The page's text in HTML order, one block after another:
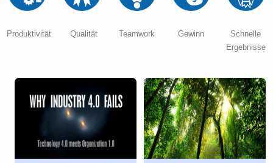
Produktivität Qualität Teamwork Gewinn
Schnelle
Ergebnisse